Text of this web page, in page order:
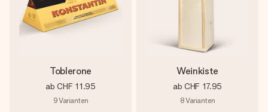
Toblerone
ab CHF 11.95
9Varianten
Weinkiste
ab CHF 17.95
8Varianten